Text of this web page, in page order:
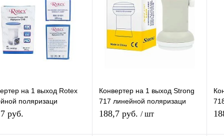
на 1 выход Rotex
поляризаци
для МТС/
руб.
Конвертер на 1 выход Strong
717 линейной поляризаци
универсальный для МТС/
188,7 руб. / шт